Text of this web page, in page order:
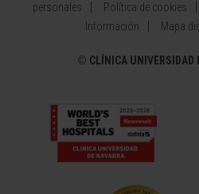
personales
Política de cookies
Información
Mapa
© CLÍNICA UNIVERSIDAD